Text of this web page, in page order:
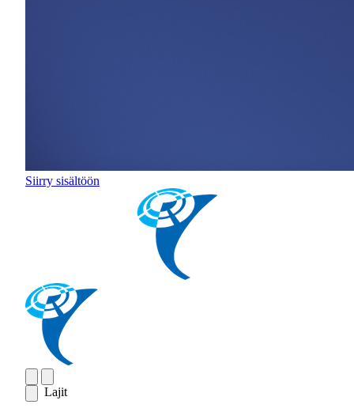
Siirry sisältöön
Lajit